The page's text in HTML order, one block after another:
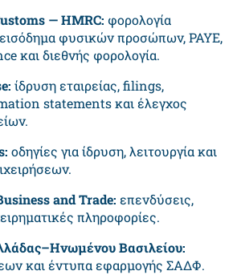
— HMRC: φορολογία
φυσικών προσώπων, PAYE,
και διεθνής φορολογία.
ίδρυση εταιρείας, filings,
statements και έλεγχος
οδηγίες για ίδρυση, λειτουργία και
and Trade: επενδύσεις,
πληροφορίες.
Βασιλείου:
και έντυπα εφαρμογής ΣΑΔΦ.